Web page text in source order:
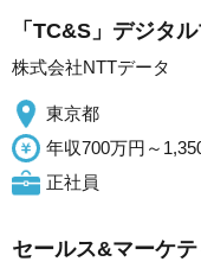
「TC&S」デジタ
株式会社NTTデータ
東京都
年収700万円～
正社員
セールス&マーケ